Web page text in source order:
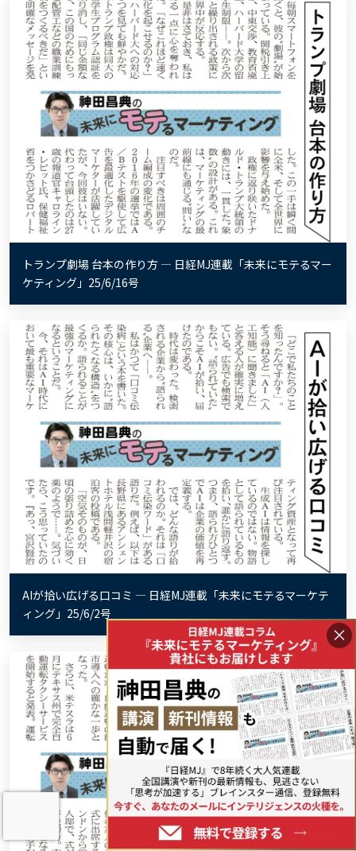
トランプ劇場 台本の作り方 ― 日経MJ連載「未来にモテるマー
ケティング」25/6/16号
AIが拾い広げる口コミ ― 日経MJ連載「未来にモテるマーケテ
ィング」25/6/2号
×